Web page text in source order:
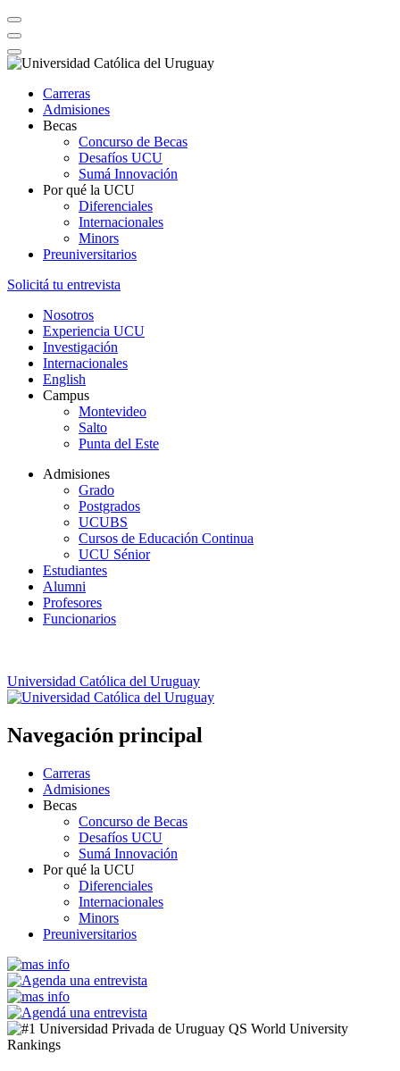
Carreras
Admisiones
Becas
Concurso de Becas
Desafíos UCU
Sumá Innovación
Por qué la UCU
Diferenciales
Internacionales
Minors
Preuniversitarios
Solicitá tu entrevista
Nosotros
Experiencia UCU
Investigación
Internacionales
English
Campus
Montevideo
Salto
Punta del Este
Admisiones
Grado
Postgrados
UCUBS
Cursos de Educación Continua
UCU Sénior
Estudiantes
Alumni
Profesores
Funcionarios
Universidad Católica del Uruguay
Navegación principal
Carreras
Admisiones
Becas
Concurso de Becas
Desafíos UCU
Sumá Innovación
Por qué la UCU
Diferenciales
Internacionales
Minors
Preuniversitarios